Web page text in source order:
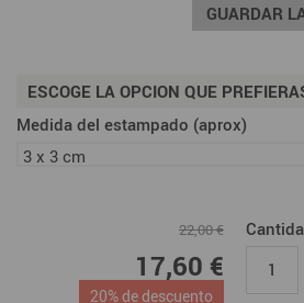
GUARDAR
ESCOGE LA OPCION QUE
Medida del estampado (aprox)
22,00 €
17,60 €
20% de descuento